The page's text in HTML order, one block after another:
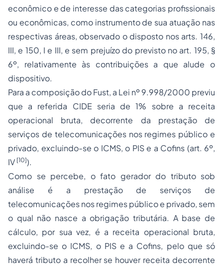
econômico e de interesse das categorias profissionais
ou econômicas, como instrumento de sua atuação nas
respectivas áreas, observado o disposto nos arts. 146,
III, e 150, I e III, e sem prejuízo do previsto no art. 195, §
6º, relativamente às contribuições a que alude o
dispositivo.
Para a composição do Fust, a Lei nº 9.998/2000 previu
que a referida CIDE seria de 1% sobre a receita
operacional bruta, decorrente da prestação de
serviços de telecomunicações nos regimes público e
privado, excluindo-se o ICMS, o PIS e a Cofins (art. 6º,
IV [10]).
Como se percebe, o fato gerador do tributo sob
análise é a prestação de serviços de
telecomunicações nos regimes público e privado, sem
o qual não nasce a obrigação tributária. A base de
cálculo, por sua vez, é a receita operacional bruta,
excluindo-se o ICMS, o PIS e a Cofins, pelo que só
haverá tributo a recolher se houver receita decorrente